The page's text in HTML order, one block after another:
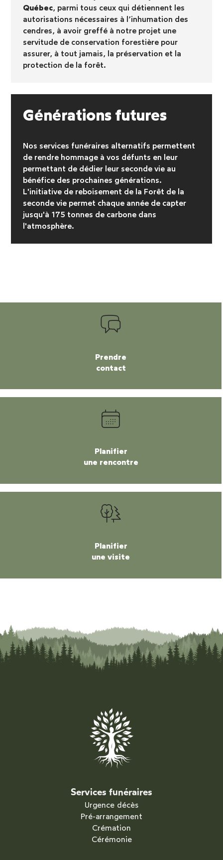
Québec, parmi tous ceux qui détiennent les
autorisations nécessaires à l’inhumation des
cendres, à avoir greffé à notre projet une
servitude de conservation forestière pour
assurer, à tout jamais, la préservation et la
protection de la forêt.
Générations futures
Nos services funéraires alternatifs permettent
de rendre hommage à vos défunts en leur
permettant de dédier leur seconde vie au
bénéfice des prochaines générations.
L'initiative de reboisement de la Forêt de la
seconde vie permet chaque année de capter
jusqu'à 175 tonnes de carbone dans
l'atmosphère.
Prendre
contact
Planifier
une rencontre
Planifier
une visite
Services funéraires
Urgence décès
Pré-arrangement
Crémation
Cérémonie